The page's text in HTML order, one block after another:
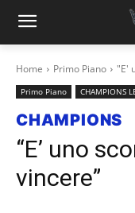
Home Primo Piano "E'
Primo Piano CHAMPIONS
CHAMPIONS
“E’ uno
vincere”